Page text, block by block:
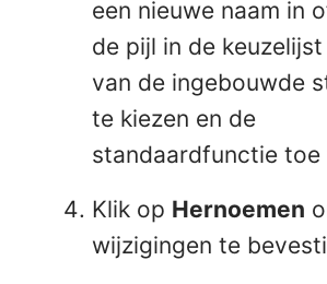
een nieuwe naam in
de pijl in de
van de ingebouwde
te kiezen en de
standaardfunctie toe
Klik op Hernoemen
wijzigingen te